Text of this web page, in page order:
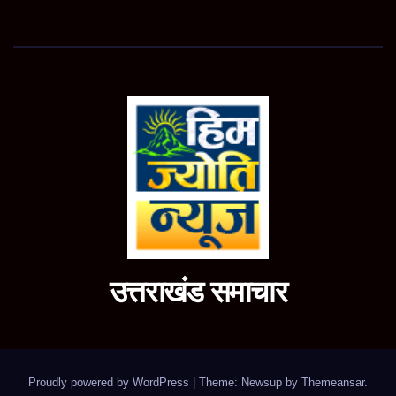
उत्तराखंड समाचार
Proudly powered by WordPress Theme: Newsup by Themeansar.